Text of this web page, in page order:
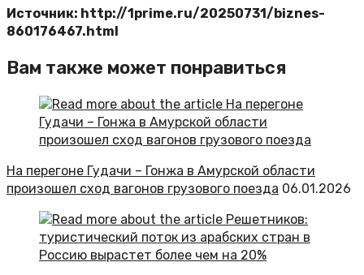
Источник: http://1prime.ru/20250731/biznes-
860176467.html
Вам также может понравиться
На перегоне Гудачи – Гонжа в Амурской области
произошел сход вагонов грузового поезда 06.01.2026